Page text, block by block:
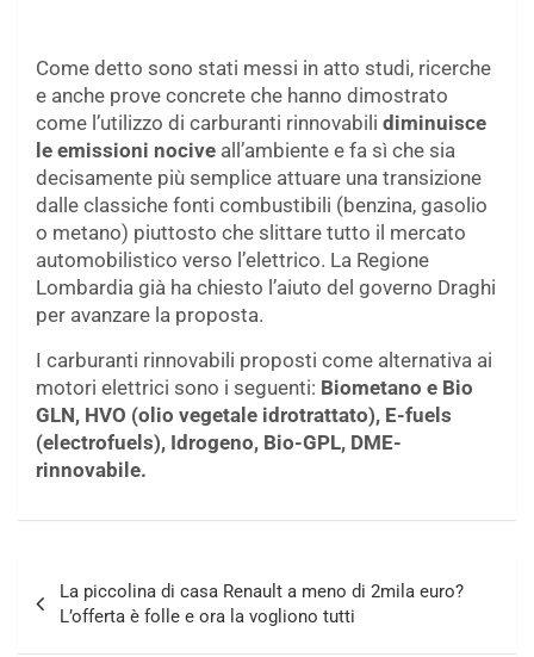
Come detto sono stati messi in atto studi, ricerche
e anche prove concrete che hanno dimostrato
come l’utilizzo di carburanti rinnovabili diminuisce
le emissioni nocive all’ambiente e fa sì che sia
decisamente più semplice attuare una transizione
dalle classiche fonti combustibili (benzina, gasolio
o metano) piuttosto che slittare tutto il mercato
automobilistico verso l’elettrico. La Regione
Lombardia già ha chiesto l’aiuto del governo Draghi
per avanzare la proposta.
I carburanti rinnovabili proposti come alternativa ai
motori elettrici sono i seguenti: Biometano e Bio
GLN, HVO (olio vegetale idrotrattato), E-fuels
(electrofuels), Idrogeno, Bio-GPL, DME-
rinnovabile.
articoli
La piccolina di casa Renault a meno di 2mila euro?
L’offerta è folle e ora la vogliono tutti